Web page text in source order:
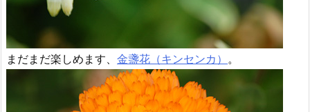
まだまだ楽しめます、 金盞花（キンセンカ） 。